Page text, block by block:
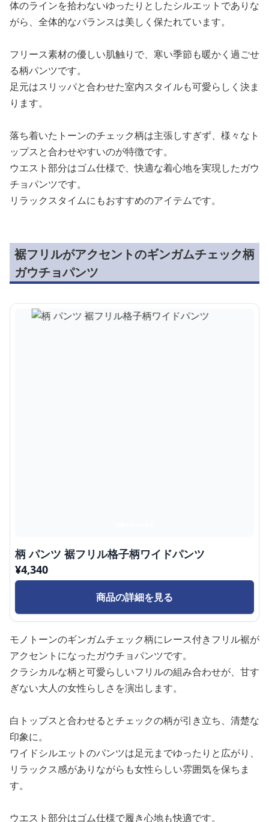
体のラインを拾わないゆったりとしたシルエットでありな
がら、全体的なバランスは美しく保たれています。
フリース素材の優しい肌触りで、寒い季節も暖かく過ごせ
る柄パンツです。
足元はスリッパと合わせた室内スタイルも可愛らしく決ま
ります。
落ち着いたトーンのチェック柄は主張しすぎず、様々なト
ップスと合わせやすいのが特徴です。
ウエスト部分はゴム仕様で、快適な着心地を実現したガウ
チョパンツです。
リラックスタイムにもおすすめのアイテムです。
裾フリルがアクセントのギンガムチェック柄
ガウチョパンツ
柄 パンツ 裾フリル格子柄ワイドパンツ
¥4,340
商品の詳細を見る
モノトーンのギンガムチェック柄にレース付きフリル裾が
アクセントになったガウチョパンツです。
クラシカルな柄と可愛らしいフリルの組み合わせが、甘す
ぎない大人の女性らしさを演出します。
白トップスと合わせるとチェックの柄が引き立ち、清楚な
印象に。
ワイドシルエットのパンツは足元までゆったりと広がり、
リラックス感がありながらも女性らしい雰囲気を保ちま
す。
ウエスト部分はゴム仕様で履き心地も快適です。